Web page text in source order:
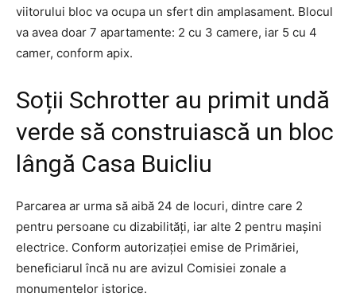
viitorului bloc va ocupa un sfert din amplasament. Blocul
va avea doar 7 apartamente: 2 cu 3 camere, iar 5 cu 4
camer, conform apix.
Soții Schrotter au primit undă
verde să construiască un bloc
lângă Casa Buicliu
Parcarea ar urma să aibă 24 de locuri, dintre care 2
pentru persoane cu dizabilități, iar alte 2 pentru mașini
electrice. Conform autorizației emise de Primăriei,
beneficiarul încă nu are avizul Comisiei zonale a
monumentelor istorice.